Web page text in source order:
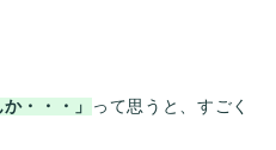
・・・」
って思うと、すごく